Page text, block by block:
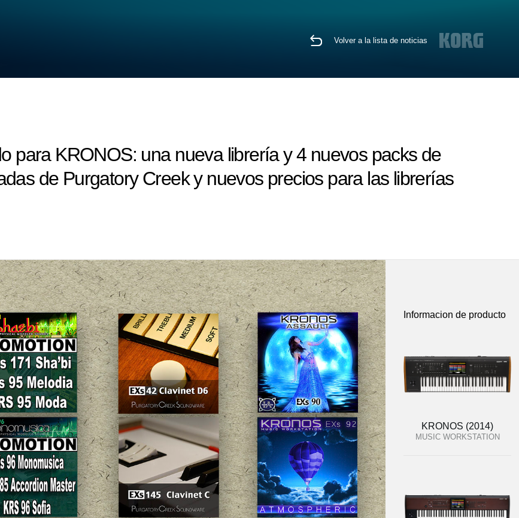
Volver a la lista de noticias
para KRONOS: una nueva librería y 4 nuevos packs de
de Purgatory Creek y nuevos precios para las librerías
Informacion de producto
KRONOS (2014)
MUSIC WORKSTATION